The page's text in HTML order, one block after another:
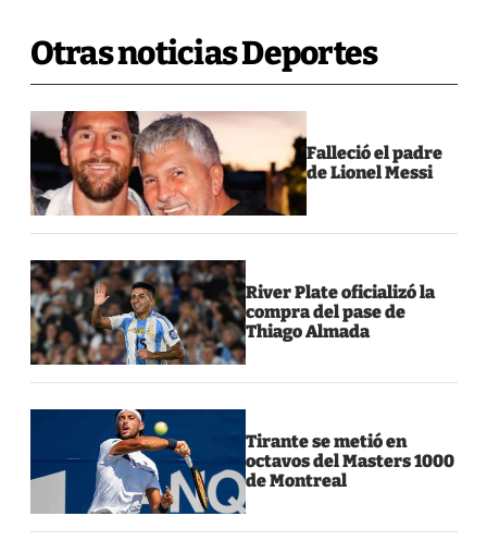
Otras noticias Deportes
Falleció el padre
de Lionel Messi
River Plate oficializó la
compra del pase de
Thiago Almada
Tirante se metió en
octavos del Masters 1000
de Montreal